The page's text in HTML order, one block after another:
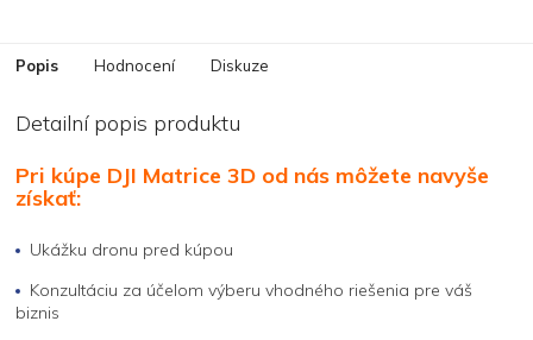
Popis Hodnocení Diskuze
Detailní popis produktu
Pri kúpe DJI Matrice 3D od nás môžete navyše
získať:
Ukážku dronu pred kúpou
Konzultáciu za účelom výberu vhodného riešenia pre váš
biznis